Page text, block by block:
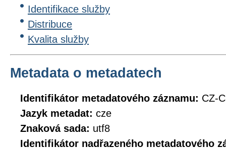
Identifikace služby
Distribuce
Kvalita služby
Metadata o metadatech
Identifikátor metadatového záznamu: CZ-
Jazyk metadat: cze
Znaková sada: utf8
Identifikátor nadřazeného metadatového